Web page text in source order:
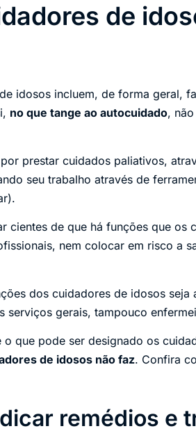
de
idosos incluem, de forma geral,
no que tange ao autocuidado,
prestar cuidados paliativos,
seu trabalho através de
cientes de que há funções que os
nem colocar em risco a
dos cuidadores de idosos seja
serviços gerais, tampouco
o que pode ser designado os
de idosos não faz. Confira
remédios e